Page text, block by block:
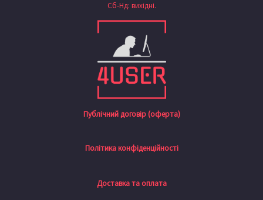
Сб-Нд: вихідні.
Публічний договір (оферта)
Політика конфіденційності
Доставка та оплата